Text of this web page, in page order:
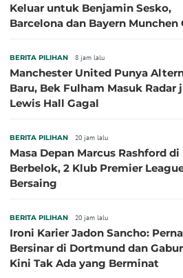
Keluar untuk Benjamin Sesko,
Barcelona dan Bayern Munchen
BERITA PILIHAN 8 jam lalu
Manchester United Punya
Baru, Bek Fulham Masuk Radar
Lewis Hall Gagal
BERITA PILIHAN 20 jam lalu
Masa Depan Marcus Rashford di
Berbelok, 2 Klub Premier
Bersaing
BERITA PILIHAN 20 jam lalu
Ironi Karier Jadon Sancho:
Bersinar di Dortmund dan
Kini Tak Ada yang Berminat